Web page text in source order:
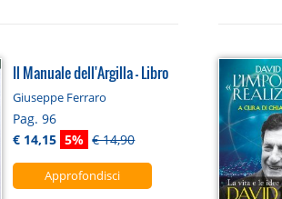
Il Manuale dell'Argilla - Libro
Giuseppe Ferraro
Pag. 96
€ 14,15 5% € 14,90
Approfondisci